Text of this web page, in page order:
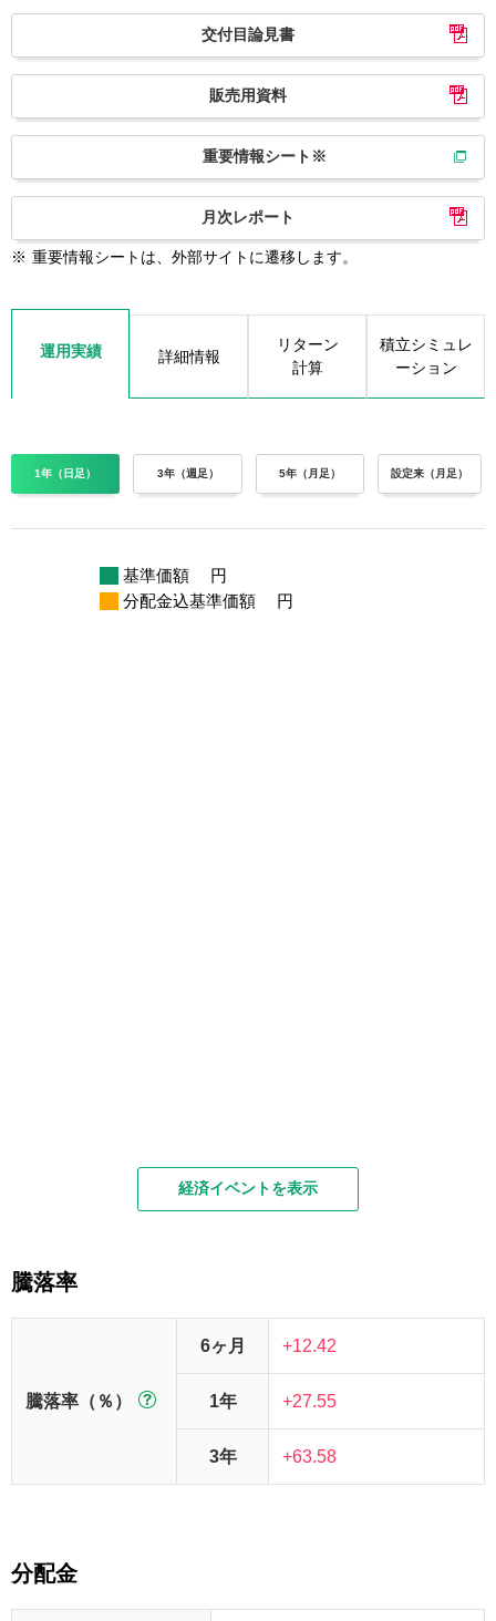
交付目論見書
販売用資料
重要情報シート※
月次レポート
※ 重要情報シートは、外部サイトに遷移します。
運用実績 詳細情報
リターン
計算
積立シミュレ
ーション
1年（日足） 3年（週足） 5年（月足） 設定来（月足）
基準価額
円
分配金込基準価額
円
経済イベントを表示
騰落率
騰落率（％）
6ヶ月 +12.42
1年 +27.55
3年 +63.58
分配金